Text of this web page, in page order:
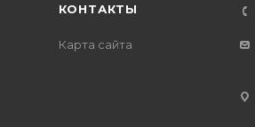
КОНТАКТЫ
Карта сайта